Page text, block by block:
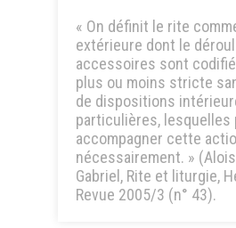
« On définit le rite
extérieure dont le
accessoires sont
plus ou moins stricte
de dispositions
particulières, lesquelles
accompagner cette
nécessairement. »
Gabriel, Rite et liturgie,
Revue 2005/3 (n° 43).